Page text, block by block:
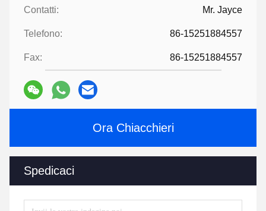
Contatti: Mr. Jayce
Telefono: 86-15251884557
Fax: 86-15251884557
Ora Chiacchieri
Spedicaci